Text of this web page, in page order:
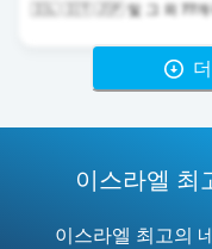
🇮🇱 🇮🇹 🇯🇵 및 그 외 77
이스라엘 최
이스라엘 최고의